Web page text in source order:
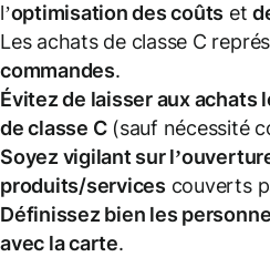
l’optimisation des coûts et
Les achats de classe C
commandes.
Évitez de laisser aux achats
de classe C(sauf nécessité
Soyez vigilant sur
produits/services couverts
Définissez bien les
avec la carte.